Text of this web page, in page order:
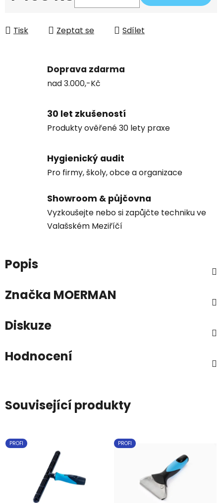
Tisk Zeptat se Sdílet
Doprava zdarma
nad 3.000,-Kč
30 let zkušeností
Produkty ověřené 30 lety praxe
Hygienický audit
Pro firmy, školy, obce a organizace
Showroom & půjčovna
Vyzkoušejte nebo si zapůjčte techniku ve
Valašském Meziříčí
Popis
Značka MOERMAN
Diskuze
Hodnocení
Související produkty
PROFI PROFI